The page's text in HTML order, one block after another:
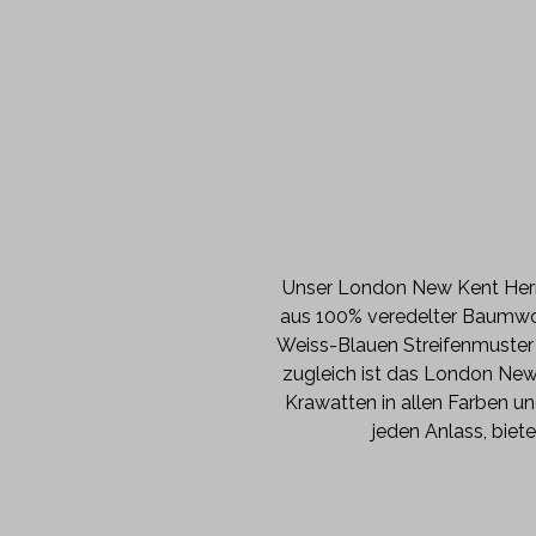
Unser London New Kent
aus 100% veredelter
Weiss-Blauen
zugleich ist das London
Krawatten in allen Farben
jeden Anlass,